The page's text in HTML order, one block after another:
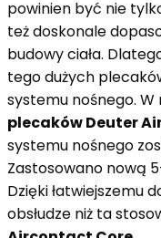
powinien być nie
też doskonale
budowy ciała.
tego dużych
systemu nośnego.
plecaków Deuter
systemu nośnego
Zastosowano nową
Dzięki łatwiejszemu
obsłudze niż ta